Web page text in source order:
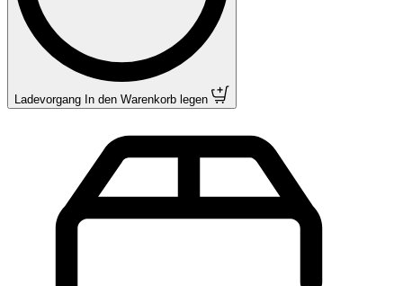
Ladevorgang In den Warenkorb legen